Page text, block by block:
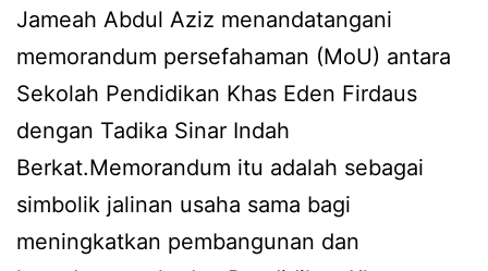
Jameah Abdul Aziz menandatangani
memorandum persefahaman (MoU) antara
Sekolah Pendidikan Khas Eden Firdaus
dengan Tadika Sinar Indah
Berkat.Memorandum itu adalah sebagai
simbolik jalinan usaha sama bagi
meningkatkan pembangunan dan